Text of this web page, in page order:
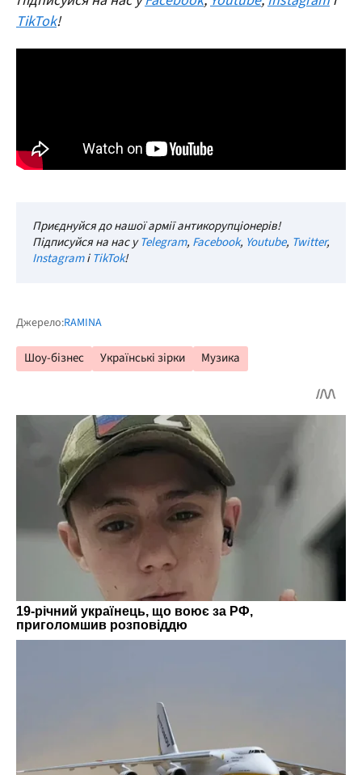
TikTok!
Приєднуйся до нашої армії антикорупціонерів!
Підписуйся на нас уTelegram, Facebook, Youtube, Twitter,
InstagramіTikTok!
Джерело:RAMINA
Шоу-бізнес Українські зірки Музика